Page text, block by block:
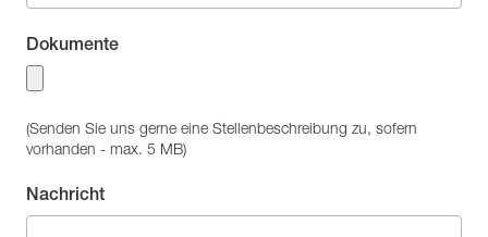
Dokumente
(Senden Sie uns gerne eine Stellenbeschreibung zu, sofern
vorhanden - max. 5 MB)
Nachricht